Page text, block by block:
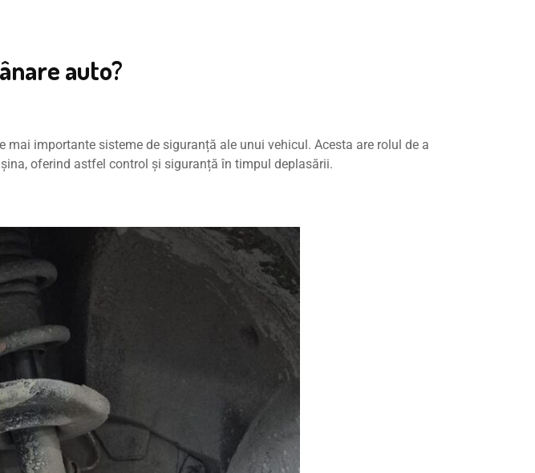
auto?
mai importante sisteme de siguranță ale unui vehicul. Acesta are rolul de a
oferind astfel control și siguranță în timpul deplasării.